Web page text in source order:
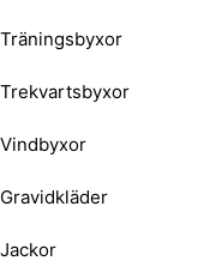
Träningsbyxor
Trekvartsbyxor
Vindbyxor
Gravidkläder
Jackor